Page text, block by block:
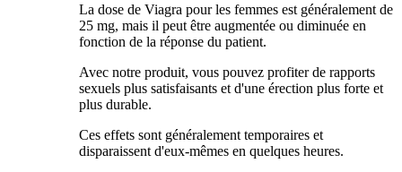
La dose de Viagra pour les femmes est généralement de
25 mg, mais il peut être augmentée ou diminuée en
fonction de la réponse du patient.
Avec notre produit, vous pouvez profiter de rapports
sexuels plus satisfaisants et d'une érection plus forte et
plus durable.
Ces effets sont généralement temporaires et
disparaissent d'eux-mêmes en quelques heures.